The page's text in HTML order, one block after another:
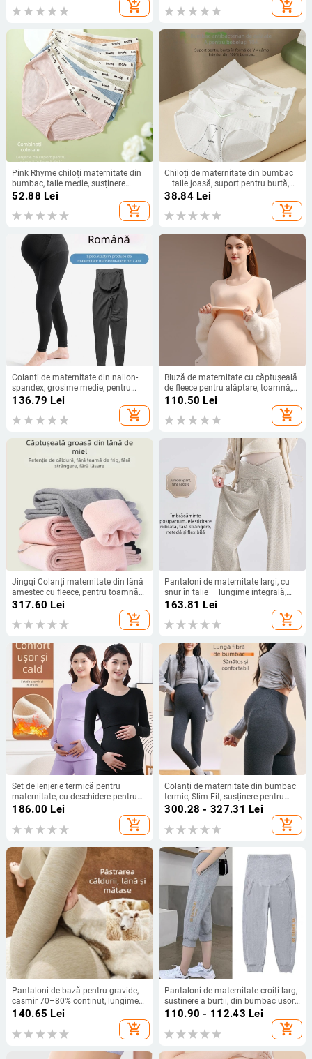
mare
add_shopping_cart add_shopping_cart
Pink Rhyme chiloți maternitate din
bumbac, talie medie, susținere
pentru burtă în formă de V, tricot rib
52.88 Lei
add_shopping_cart
Chiloți de maternitate din bumbac
– talie joasă, suport pentru burtă,
respirabili, antibacterieni, pentru
38.84Lei
add_shopping_cart
Colanți de maternitate din nailon-
spandex, grosime medie, pentru
întreaga sarcină, croială strânsă
136.79 Lei
add_shopping_cart
Bluză de maternitate cu căptușeală
de fleece pentru alăptare, toamnă,
mâneci lungi 3211
110.50 Lei
add_shopping_cart
Jingqi Colanți maternitate din lână
amestec cu fleece, pentru toamnă–
iarna, talie înaltă, călduroși
317.60 Lei
add_shopping_cart
Pantaloni de maternitate largi, cu
șnur în talie — lungime integrală,
grosime medie, poliester (70–80%),
163.81 Lei
add_shopping_cart
Set de lenjerie termică pentru
maternitate, cu deschidere pentru
alăptare, amestec casmir–viscoză–
poliesters, mâneci lungi, pantaloni
lungi
186.00 Lei
add_shopping_cart
Colanți de maternitate din bumbac
termic, Slim Fit, susținere pentru
burtă, pantaloni lungi, 95% bumbac
300.28 - 327.31 Lei
add_shopping_cart
Pantaloni de bază pentru gravide,
cașmir 70–80% conținut, lungime
9/10, croială strânsă, calzi pentru
140.65 Lei
add_shopping_cart
Pantaloni de maternitate croiți larg,
susținere a burții, din bumbac ușor,
lungime 3/4, pentru primăvară-vară,
110.90 - 112.43 Lei
add_shopping_cart